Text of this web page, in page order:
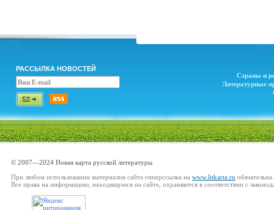
РАССЫЛКА НОВОСТЕЙ
Страны и
Литературные
© 2007—2024 Новая карта русской литературы
При любом использовании материалов сайта гиперссылка на www.litkarta.ru обязательна.
Все права на информацию, находящуюся на сайте, охраняются в соответствии с